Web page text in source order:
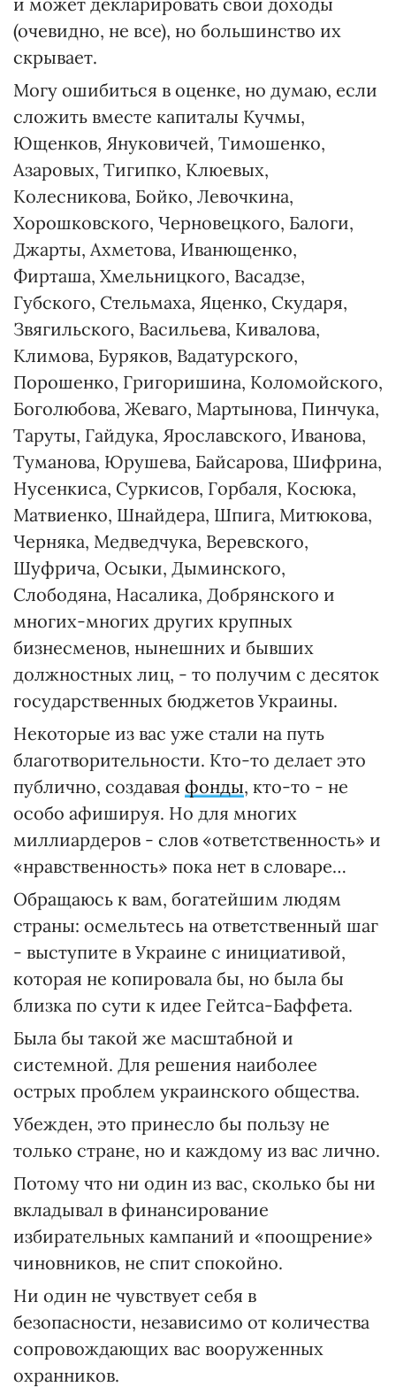
(очевидно, не все), но большинство их
скрывает.
Могу ошибиться в оценке, но думаю, если
сложить вместе капиталы Кучмы,
Ющенков, Януковичей, Тимошенко,
Азаровых, Тигипко, Клюевых,
Колесникова, Бойко, Левочкина,
Хорошковского, Черновецкого, Балоги,
Джарты, Ахметова, Иванющенко,
Фирташа, Хмельницкого, Васадзе,
Губского, Стельмаха, Яценко, Скударя,
Звягильского, Васильева, Кивалова,
Климова, Буряков, Вадатурского,
Порошенко, Григоришина, Коломойского,
Боголюбова, Жеваго, Мартынова, Пинчука,
Таруты, Гайдука, Ярославского, Иванова,
Туманова, Юрушева, Байсарова, Шифрина,
Нусенкиса, Суркисов, Горбаля, Косюка,
Матвиенко, Шнайдера, Шпига, Митюкова,
Черняка, Медведчука, Веревского,
Шуфрича, Осыки, Дыминского,
Слободяна, Насалика, Добрянского и
многих-многих других крупных
бизнесменов, нынешних и бывших
должностных лиц, - то получим с десяток
государственных бюджетов Украины.
Некоторые из вас уже стали на путь
благотворительности. Кто-то делает это
публично, создавая фонды, кто-то - не
особо афишируя. Но для многих
миллиардеров - слов «ответственность» и
«нравственность» пока нет в словаре…
Обращаюсь к вам, богатейшим людям
страны: осмельтесь на ответственный шаг
- выступите в Украине с инициативой,
которая не копировала бы, но была бы
близка по сути к идее Гейтса-Баффета.
Была бы такой же масштабной и
системной. Для решения наиболее
острых проблем украинского общества.
Убежден, это принесло бы пользу не
только стране, но и каждому из вас лично.
Потому что ни один из вас, сколько бы ни
вкладывал в финансирование
избирательных кампаний и «поощрение»
чиновников, не спит спокойно.
Ни один не чувствует себя в
безопасности, независимо от количества
сопровождающих вас вооруженных
охранников.